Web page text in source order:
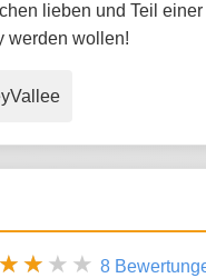
lieben und Teil einer
werden wollen!
8